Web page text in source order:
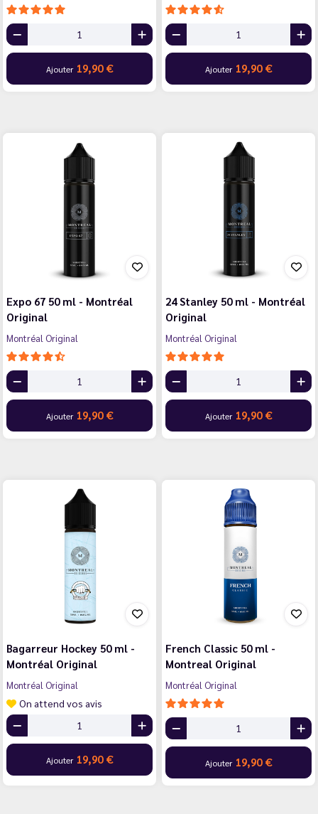
Ajouter 19,90 € Ajouter 19,90 €
Expo 67 50 ml - Montréal
Original
Montréal Original
Ajouter 19,90 €
24 Stanley 50 ml - Montréal
Original
Montréal Original
Ajouter 19,90 €
Bagarreur Hockey 50 ml -
Montréal Original
Montréal Original
On attend vos avis
Ajouter 19,90 €
French Classic 50 ml -
Montreal Original
Montréal Original
Ajouter 19,90 €